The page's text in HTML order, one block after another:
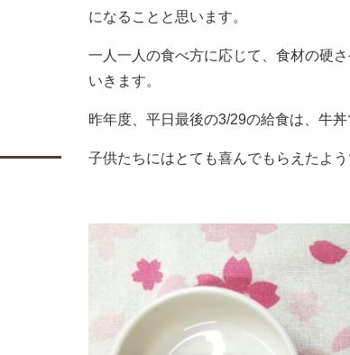
になることと思います。
一人一人の食べ方に応じて、食材の硬
いきます。
昨年度、平日最後の3/29の給食は、牛
子供たちにはとても喜んでもらえたよ